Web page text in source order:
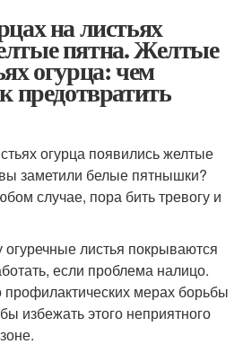
на листьях
пятна. Желтые
огурца: чем
предотвратить
огурца появились желтые
заметили белые пятнышки?
случае, пора бить тревогу и
листья покрываются
если проблема налицо.
мерах борьбы
избежать этого неприятного